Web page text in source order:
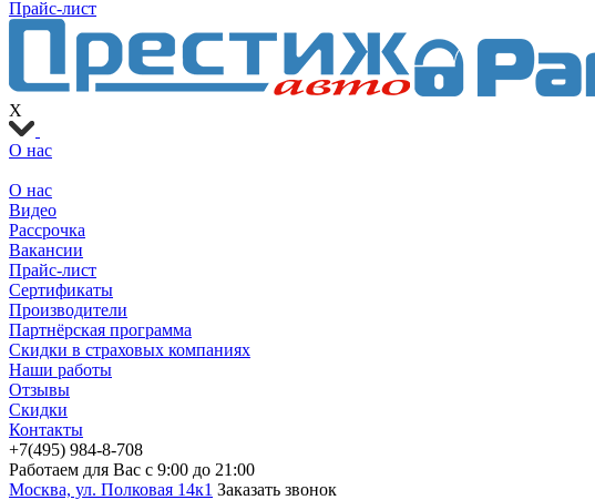
Прайс-лист
X
О нас
О нас
Видео
Рассрочка
Вакансии
Прайс-лист
Сертификаты
Производители
Партнёрская программа
Скидки в страховых компаниях
Наши работы
Отзывы
Скидки
Контакты
+7(495) 984-8-708
Работаем для Вас с 9:00 до 21:00
Москва, ул. Полковая 14к1 Заказать звонок